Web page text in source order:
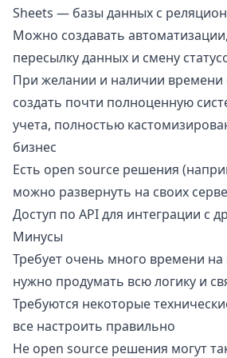
Sheets — базы данных с
Можно создавать
пересылку данных и смену
При желании и наличии
создать почти полноценную
учета, полностью
бизнес
Есть open source решения
можно развернуть на своих
Доступ по API для интеграции с
Минусы
Требует очень много времени
нужно продумать всю логику и
Требуются некоторые
все настроить правильно
Не open source решения могут